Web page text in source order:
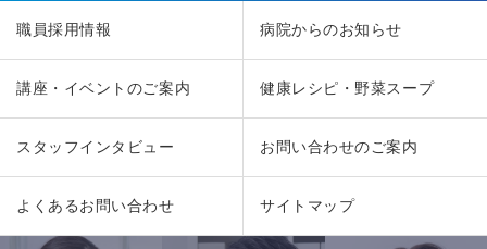
職員採用情報 病院からのお知らせ
講座・イベントのご案内 健康レシピ・野菜スープ
スタッフインタビュー お問い合わせのご案内
よくあるお問い合わせ サイトマップ